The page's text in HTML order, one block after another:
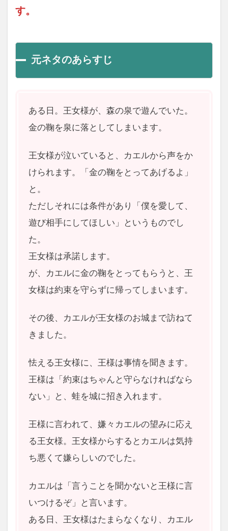
す。
元ネタのあらすじ
ある日。王女様が、森の泉で遊んでいた。
金の鞠を泉に落としてしまいます。
王女様が泣いていると、カエルから声をか
けられます。「金の鞠をとってあげるよ」
と。
ただしそれには条件があり「僕を愛して、
遊び相手にしてほしい」というものでし
た。
王女様は承諾します。
が、カエルに金の鞠をとってもらうと、王
女様は約束を守らずに帰ってしまいます。
その後、カエルが王女様のお城まで訪ねて
きました。
怯える王女様に、王様は事情を聞きます。
王様は「約束はちゃんと守らなければなら
ない」と、蛙を城に招き入れます。
王様に言われて、嫌々カエルの望みに応え
る王女様。王女様からするとカエルは気持
ち悪くて嫌らしいのでした。
カエルは「言うことを聞かないと王様に言
いつけるぞ」と言います。
ある日、王女様はたまらなくなり、カエル